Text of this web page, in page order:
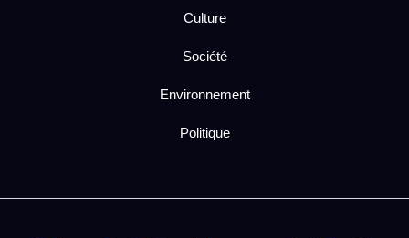
Culture
Société
Environnement
Politique